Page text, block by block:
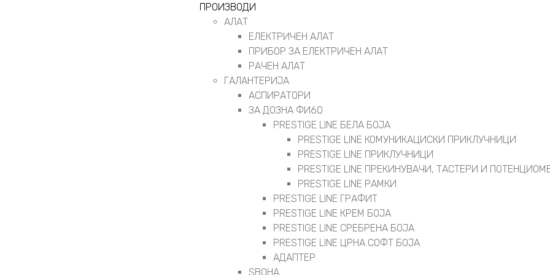
ПРОИЗВОДИ
АЛАТ
ЕЛЕКТРИЧЕН АЛАТ
ПРИБОР ЗА ЕЛЕКТРИЧЕН АЛАТ
РАЧЕН АЛАТ
ГАЛАНТЕРИЈА
АСПИРАТОРИ
ЗА ДОЗНА ФИ60
PRESTIGE LINE БЕЛА БОЈА
PRESTIGE LINE КОМУНИКАЦИСКИ ПРИКЛУЧНИЦИ
PRESTIGE LINE ПРИКЛУЧНИЦИ
PRESTIGE LINE ПРЕКИНУВАЧИ, ТАСТЕРИ И
PRESTIGE LINE РАМКИ
PRESTIGE LINE ГРАФИТ
PRESTIGE LINE КРЕМ БОЈА
PRESTIGE LINE СРЕБРЕНА БОЈА
PRESTIGE LINE ЦРНА СОФТ БОЈА
АДАПТЕР
ЅВОНА